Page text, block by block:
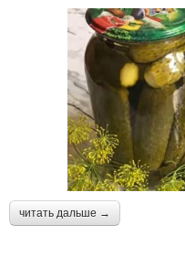
читать дальше →